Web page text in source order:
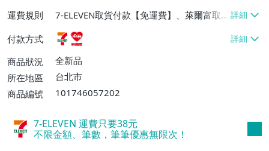
運費規則
7-ELEVEN取貨付款【免運費】、萊爾富取
貨付款【免運費】
付款方式
商品狀況
全新品
所在地區
台北市
商品編號
101746057202
7-ELEVEN 運費只要38元
不限金額、筆數，筆筆優惠無限次！